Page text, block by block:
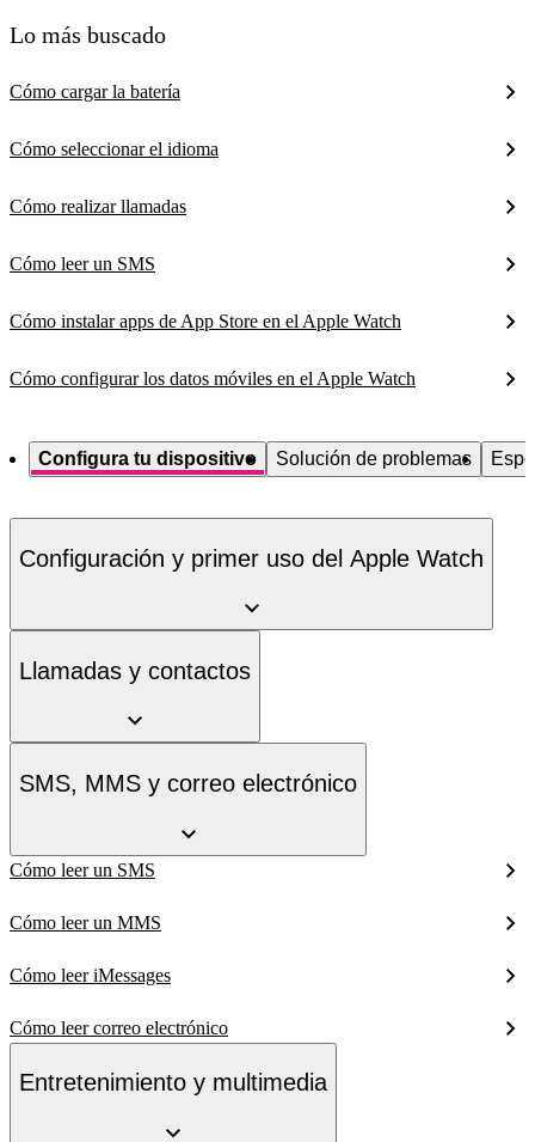
Lo más buscado
Cómo cargar la batería
Cómo seleccionar el idioma
Cómo realizar llamadas
Cómo leer un SMS
Cómo instalar apps de App Store en el Apple Watch
Cómo configurar los datos móviles en el Apple Watch
Configura tu dispositivo Solución de problemas
Configuración y primer uso del Apple Watch
Llamadas y contactos
SMS, MMS y correo electrónico
Cómo leer un SMS
Cómo leer un MMS
Cómo leer iMessages
Cómo leer correo electrónico
Entretenimiento y multimedia